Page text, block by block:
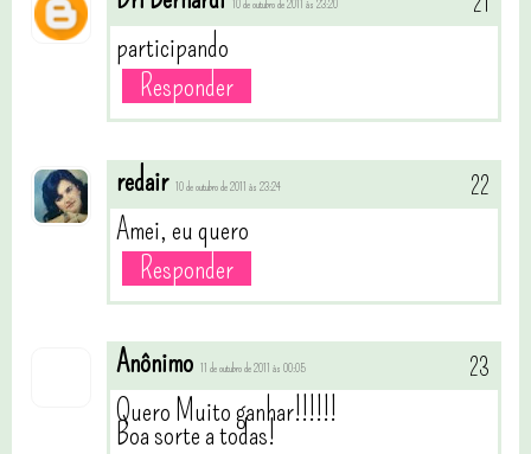
10 de outubro de 2011 às 23:20
participando
Responder
redair 10 de outubro de 2011 às 23:24
Amei, eu quero
Responder
Anônimo 11 de outubro de 2011 às 00:05
Quero Muito ganhar!!!!!!
Boa sorte a todas!